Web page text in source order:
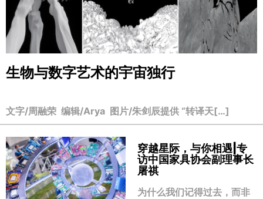
生物与数字艺术的宇宙独行
文字/周融荣 编辑/Arya 图片/朱剑辰提供 “转译天[…]
穿越星际，与你相遇|专
访中国家具协会副理事长
屠祺
为什么我们记得过去，而非